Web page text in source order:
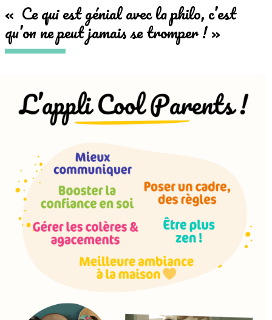
« Ce qui est génial avec la philo, c’est
qu’on ne peut jamais se tromper ! »